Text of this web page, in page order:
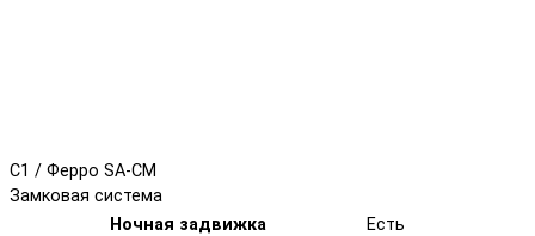
C1 / Ферро SA-CM
Замковая система
Ночная задвижка
Есть